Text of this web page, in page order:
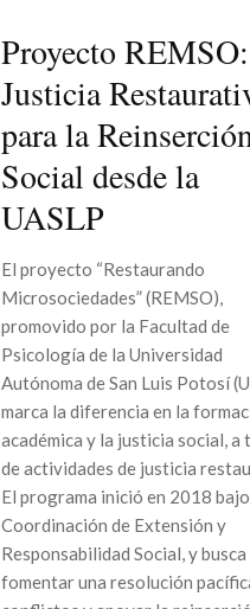
Proyecto REMSO:
Justicia
para la
Social desde la
UASLP
El proyecto “Restaurando
Microsociedades” (REMSO),
promovido por la Facultad de
Psicología de la Universidad
Autónoma de San Luis Potosí
marca la diferencia en la
académica y la justicia social, a
de actividades de justicia
El programa inició en 2018
Coordinación de Extensión y
Responsabilidad Social, y busca
fomentar una resolución